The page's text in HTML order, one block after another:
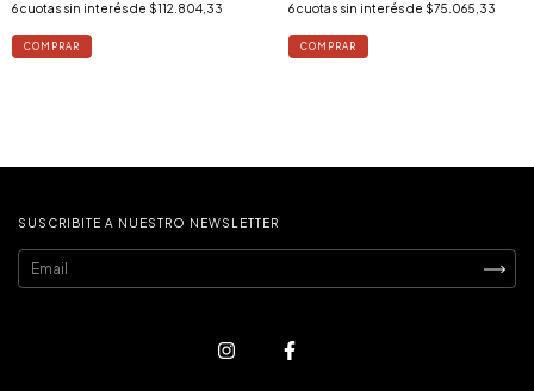
6cuotas sin interés de $112.804,33
6 cuotas sin interés de $75.065,33
SUSCRIBITE A NUESTRO NEWSLETTER